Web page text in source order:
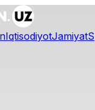
IqtisodiyotJamiyat